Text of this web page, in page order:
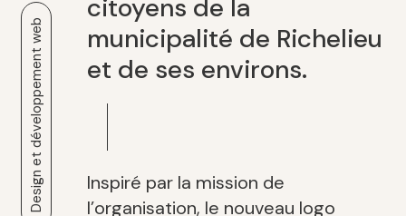
Design et développement web
citoyens de la
municipalité de Richelieu
et de ses environs.
Inspiré par la mission de
l’organisation, le nouveau logo